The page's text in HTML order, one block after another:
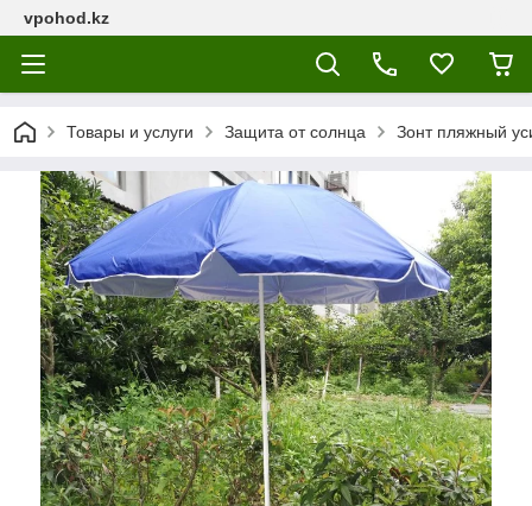
vpohod.kz
Товары и услуги Защита от солнца Зонт пляжный